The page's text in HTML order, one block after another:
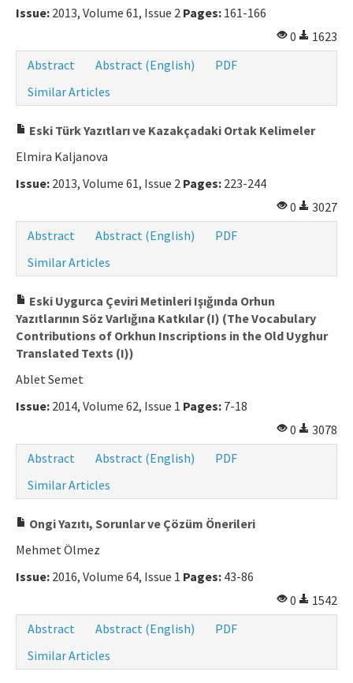
Issue: 2013, Volume 61, Issue 2 Pages: 161-166
0
1623
Abstract
Abstract (English)
PDF
Similar Articles
Eski Türk Yazıtları ve Kazakçadaki Ortak Kelimeler
Elmira Kaljanova
Issue: 2013, Volume 61, Issue 2 Pages: 223-244
0
3027
Abstract
Abstract (English)
PDF
Similar Articles
Eski Uygurca Çeviri Metinleri Işığında Orhun
Yazıtlarının Söz Varlığına Katkılar (I) (The Vocabulary
Contributions of Orkhun Inscriptions in the Old Uyghur
Translated Texts (I))
Ablet Semet
Issue: 2014, Volume 62, Issue 1 Pages: 7-18
0
3078
Abstract
Abstract (English)
PDF
Similar Articles
Ongi Yazıtı, Sorunlar ve Çözüm Önerileri
Mehmet Ölmez
Issue: 2016, Volume 64, Issue 1 Pages: 43-86
0
1542
Abstract
Abstract (English)
PDF
Similar Articles